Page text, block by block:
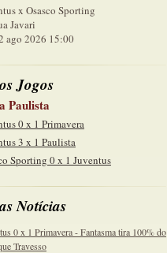
x Osasco Sporting
Javari
2026 15:00
Jogos
Paulista
0 x 1 Primavera
3 x 1 Paulista
Sporting 0 x 1 Juventus
Notícias
0 x 1 Primavera - Fantasma tira 100% do
Travesso